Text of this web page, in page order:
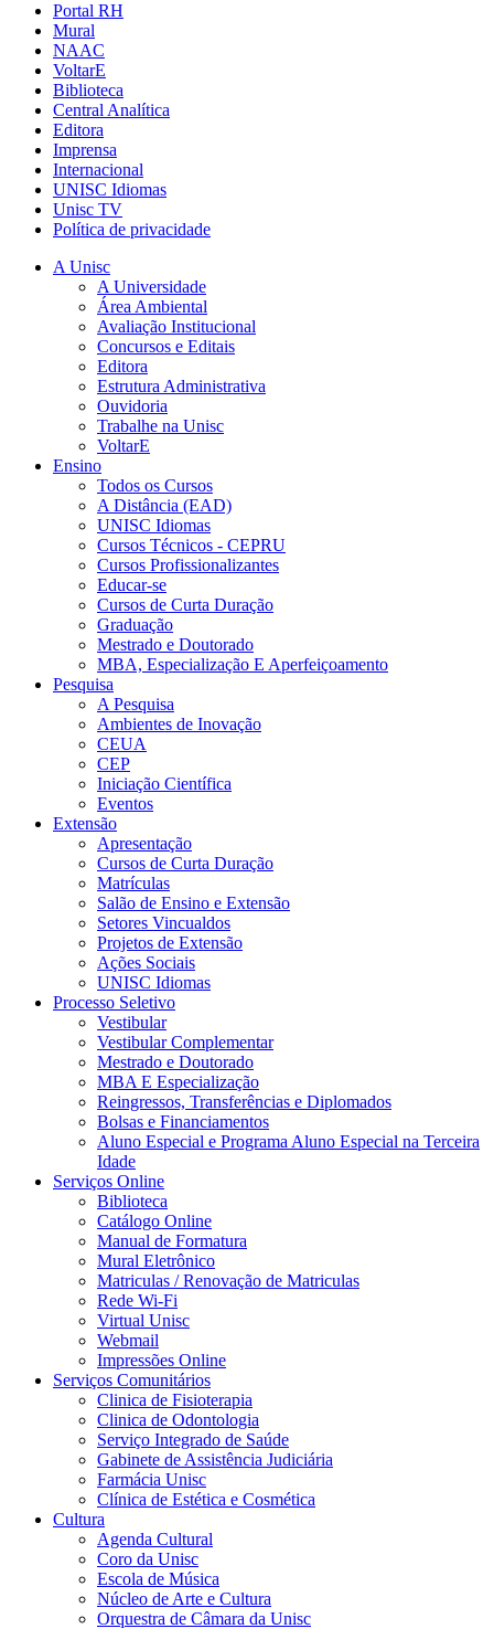
Portal RH
Mural
NAAC
VoltarE
Biblioteca
Central Analítica
Editora
Imprensa
Internacional
UNISC Idiomas
Unisc TV
Política de privacidade
A Unisc
A Universidade
Área Ambiental
Avaliação Institucional
Concursos e Editais
Editora
Estrutura Administrativa
Ouvidoria
Trabalhe na Unisc
VoltarE
Ensino
Todos os Cursos
A Distância (EAD)
UNISC Idiomas
Cursos Técnicos - CEPRU
Cursos Profissionalizantes
Educar-se
Cursos de Curta Duração
Graduação
Mestrado e Doutorado
MBA, Especialização E Aperfeiçoamento
Pesquisa
A Pesquisa
Ambientes de Inovação
CEUA
CEP
Iniciação Científica
Eventos
Extensão
Apresentação
Cursos de Curta Duração
Matrículas
Salão de Ensino e Extensão
Setores Vincualdos
Projetos de Extensão
Ações Sociais
UNISC Idiomas
Processo Seletivo
Vestibular
Vestibular Complementar
Mestrado e Doutorado
MBA E Especialização
Reingressos, Transferências e Diplomados
Bolsas e Financiamentos
Aluno Especial e Programa Aluno Especial na Terceira
Idade
Serviços Online
Biblioteca
Catálogo Online
Manual de Formatura
Mural Eletrônico
Matriculas / Renovação de Matriculas
Rede Wi-Fi
Virtual Unisc
Webmail
Impressões Online
Serviços Comunitários
Clinica de Fisioterapia
Clinica de Odontologia
Serviço Integrado de Saúde
Gabinete de Assistência Judiciária
Farmácia Unisc
Clínica de Estética e Cosmética
Cultura
Agenda Cultural
Coro da Unisc
Escola de Música
Núcleo de Arte e Cultura
Orquestra de Câmara da Unisc